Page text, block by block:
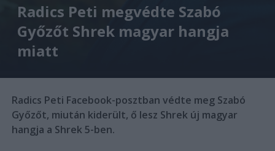
Radics Peti megvédte Szabó
Győzőt Shrek magyar hangja
miatt
Radics Peti Facebook-posztban védte meg Szabó
Győzőt, miután kiderült, ő lesz Shrek új magyar
hangja a Shrek 5-ben.